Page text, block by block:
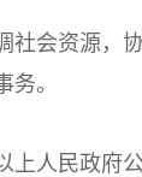
会资源，
。
人民政府